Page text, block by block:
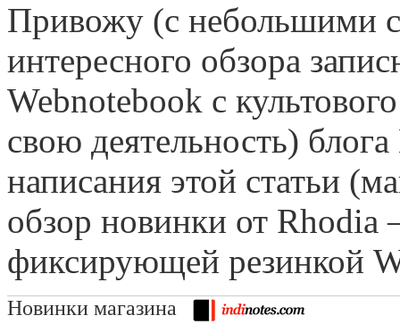
Привожу (с небольшими
интересного обзора
Webnotebook с
свою деятельность)
написания этой статьи
обзор новинки от
фиксирующей резинкой